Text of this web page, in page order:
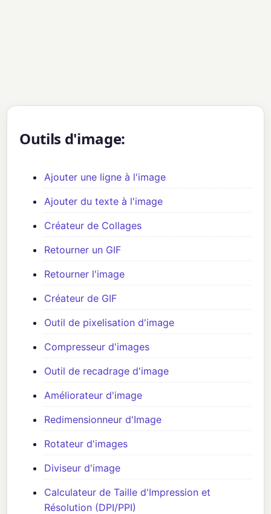
Outils d'image:
Ajouter une ligne à l'image
Ajouter du texte à l'image
Créateur de Collages
Retourner un GIF
Retourner l'image
Créateur de GIF
Outil de pixelisation d'image
Compresseur d'images
Outil de recadrage d'image
Améliorateur d'image
Redimensionneur d'Image
Rotateur d'images
Diviseur d'image
Calculateur de Taille d'Impression et
Résolution (DPI/PPI)